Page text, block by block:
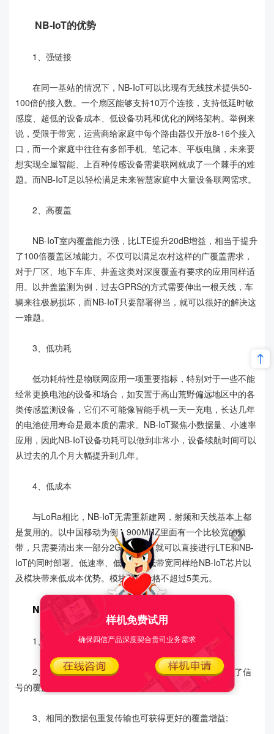
NB-IoT的优势
1、强链接
在同一基站的情况下，NB-IoT可以比现有无线技术提供50-
100倍的接入数。一个扇区能够支持10万个连接，支持低延时敏
感度、超低的设备成本、低设备功耗和优化的网络架构。举例来
说，受限于带宽，运营商给家庭中每个路由器仅开放8-16个接入
口，而一个家庭中往往有多部手机、笔记本、平板电脑，未来要
想实现全屋智能、上百种传感设备需要联网就成了一个棘手的难
题。而NB-IoT足以轻松满足未来智慧家庭中大量设备联网需求。
2、高覆盖
NB-IoT室内覆盖能力强，比LTE提升20dB增益，相当于提升
了100倍覆盖区域能力。不仅可以满足农村这样的广覆盖需求，
对于厂区、地下车库、井盖这类对深度覆盖有要求的应用同样适
用。以井盖监测为例，过去GPRS的方式需要伸出一根天线，车
辆来往极易损坏，而NB-IoT只要部署得当，就可以很好的解决这
一难题。
3、低功耗
低功耗特性是物联网应用一项重要指标，特别对于一些不能
经常更换电池的设备和场合，如安置于高山荒野偏远地区中的各
类传感监测设备，它们不可能像智能手机一天一充电，长达几年
的电池使用寿命是最本质的需求。NB-IoT聚焦小数据量、小速率
应用，因此NB-IoT设备功耗可以做到非常小，设备续航时间可以
从过去的几个月大幅提升到几年。
4、低成本
与LoRa相比，NB-IoT无需重新建网，射频和天线基本上都
是复用的。以中国移动为例，900MHZ里面有一个比较宽的频
带，只需要清出来一部分2G的频段，就可以直接进行LTE和NB-
IoT的同时部署。低速率、低功耗、低带宽同样给NB-IoT芯片以
及模块带来低成本优势。模块预期价格不超过5美元。
NB-IOT特点
1、频谱窄：200kHz;
2、终端发射窄带信号提升了信号的功率谱密度，提升了信
号的覆盖增益，并且提升了频谱利用效率;
3、相同的数据包重复传输也可获得更好的覆盖增益;
样机免费试用
确保四信产品深度契合贵司业务需求